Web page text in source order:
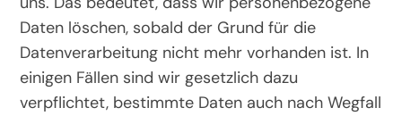
Daten löschen, sobald der Grund für die
Datenverarbeitung nicht mehr vorhanden ist. In
einigen Fällen sind wir gesetzlich dazu
verpflichtet, bestimmte Daten auch nach Wegfall